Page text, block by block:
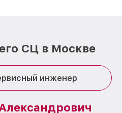
СЦ в Москве
инженер